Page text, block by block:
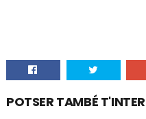
POTSER TAMBÉ